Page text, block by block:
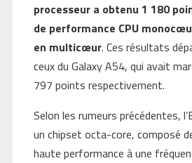
processeur a obtenu 1 180
de performance CPU
en multicœur. Ces résultats
ceux du Galaxy A54, qui avait
797 points respectivement.
Selon les rumeurs précédentes,
un chipset octa-core, composé
haute performance à une